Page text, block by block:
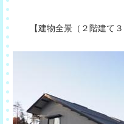
【建物全景（２階建て３